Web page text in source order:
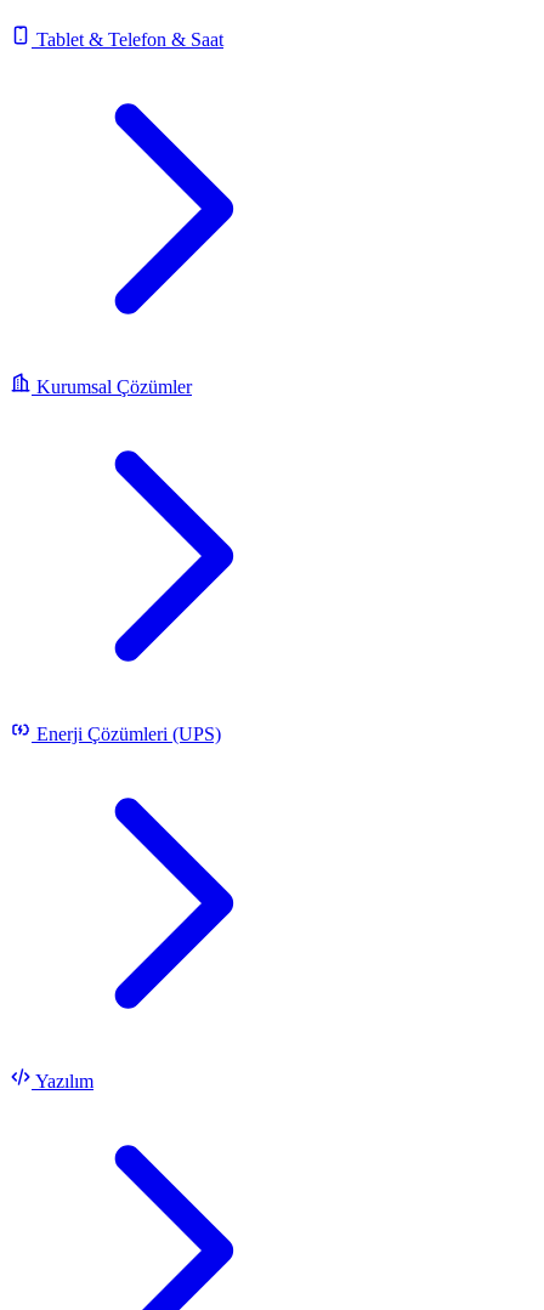
Tablet & Telefon & Saat
Kurumsal Çözümler
Enerji Çözümleri (UPS)
Yazılım